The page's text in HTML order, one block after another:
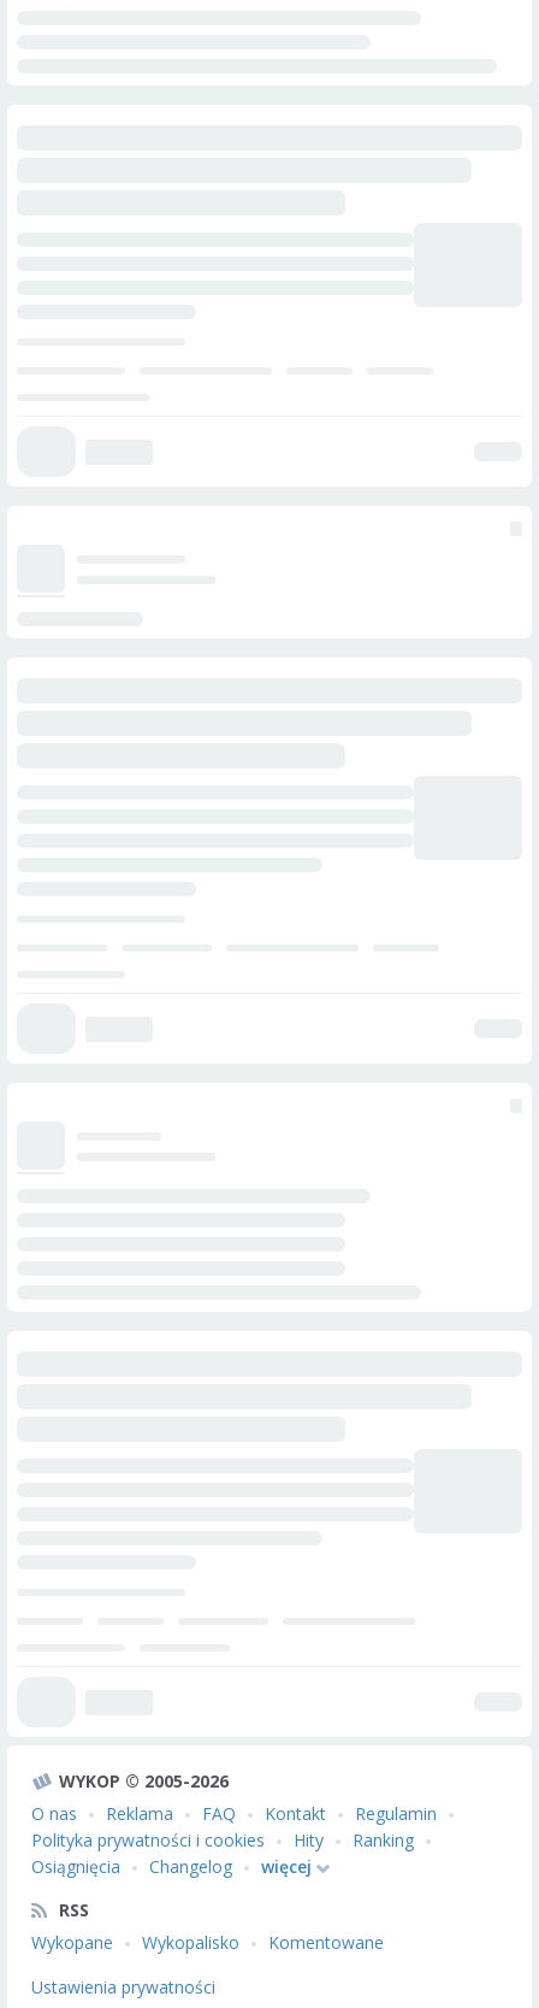
WYKOP © 2005-2026
O nas
Reklama FAQ Kontakt
Regulamin
Polityka prywatności i cookies
Hity
Ranking
Osiągnięcia
Changelog
więcej
RSS
Wykopane
Wykopalisko
Komentowane
Ustawienia prywatności